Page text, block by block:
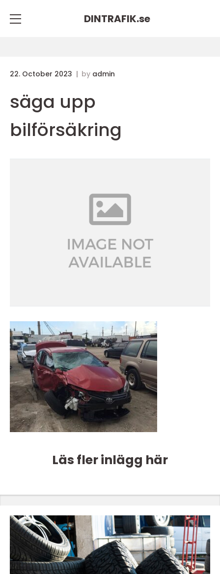
DINTRAFIK.se
22. October 2023 by admin
säga upp
bilförsäkring
Läs fler inlägg här